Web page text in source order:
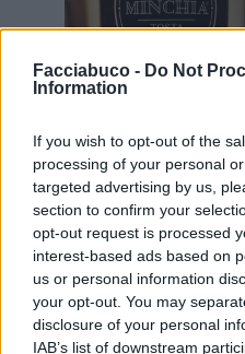
Facciabuco - Do Not
Information
If you wish to opt-out of the
processing of your personal
targeted advertising by us,
section to confirm your
opt-out request is processed
interest-based ads based on
us or personal information
your opt-out. You may
disclosure of your personal
IAB’s list of downstream
1 Settembre 2019 alle ore 14:04
·Ti stimo·Rispondi
Leonardodavinci:
1 Settembre 2019 alle ore 14:05
·Ti stimo Rispondi